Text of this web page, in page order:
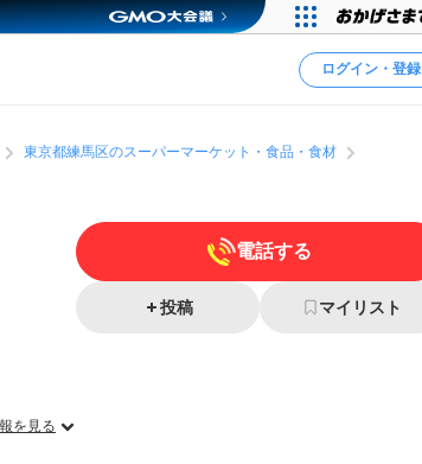
ログイン・登録
東京都練馬区のスーパーマーケット・食品・食材
を見る
電話する
投稿 マイリスト